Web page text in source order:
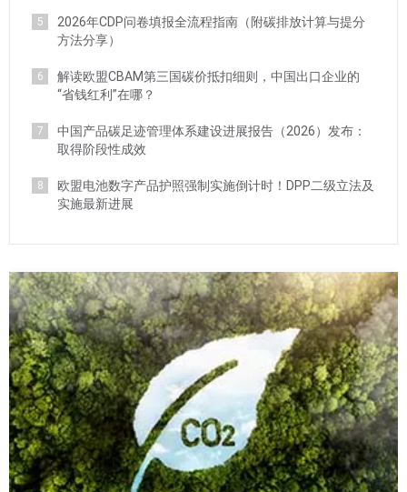
5
2026年CDP问卷填报全流程指南（附碳排放计算与提分
方法分享）
6
解读欧盟CBAM第三国碳价抵扣细则，中国出口企业的
“省钱红利”在哪？
7
中国产品碳足迹管理体系建设进展报告（2026）发布：
取得阶段性成效
8
欧盟电池数字产品护照强制实施倒计时！DPP二级立法及
实施最新进展